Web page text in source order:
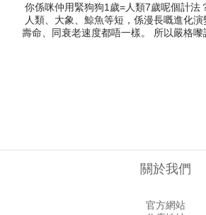
你係咪仲用緊狗狗1歲=人類7歲呢個計法？呢個淨係將平均壽命同人類黎做對比，唔夠正確
人類、大象、鯨魚等短，係漫長嘅進化
壽命、同衰老速度都唔一樣。 所以嚴格
根據個體身體、生活習慣等需要，用保
型嘅狗狗，出世嘅第一年，呢段時間嘅
年犬各項機能開始退化，需要保健品去
要多加呵護，一般健康成年犬都可以補
尿道疾病特別是不喜歡喝水、曾有尿道疾
針對貓貓狗狗其他問題嘅保健品，可以
哋過得舒服自在，陪伴我哋耐啲。-🏠
關於我們
官方網站